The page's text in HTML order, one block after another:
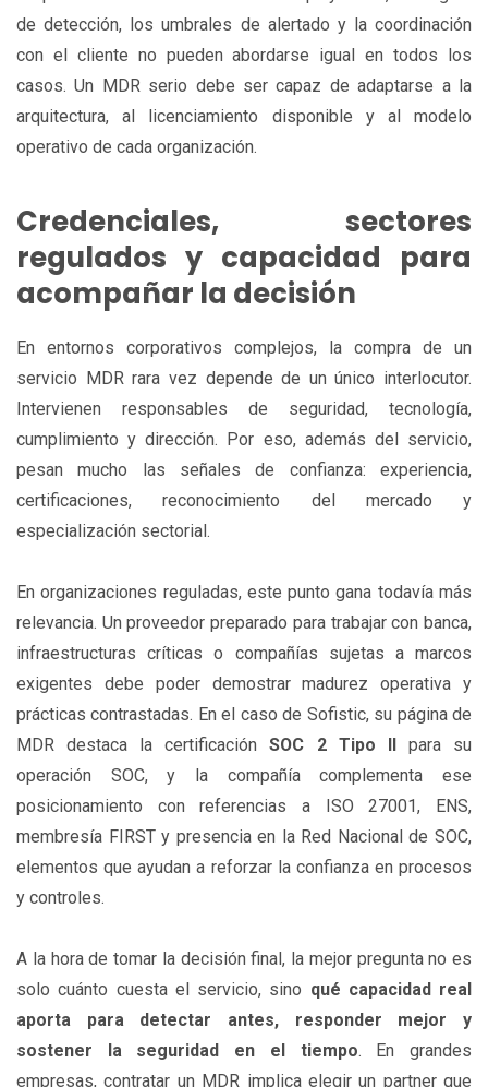
de detección, los umbrales de alertado y la coordinación
con el cliente no pueden abordarse igual en todos los
casos. Un MDR serio debe ser capaz de adaptarse a la
arquitectura, al licenciamiento disponible y al modelo
operativo de cada organización.
Credenciales, sectores
regulados y capacidad para
acompañar la decisión
En entornos corporativos complejos, la compra de un
servicio MDR rara vez depende de un único interlocutor.
Intervienen responsables de seguridad, tecnología,
cumplimiento y dirección. Por eso, además del servicio,
pesan mucho las señales de confianza: experiencia,
certificaciones, reconocimiento del mercado y
especialización sectorial.
En organizaciones reguladas, este punto gana todavía más
relevancia. Un proveedor preparado para trabajar con banca,
infraestructuras críticas o compañías sujetas a marcos
exigentes debe poder demostrar madurez operativa y
prácticas contrastadas. En el caso de Sofistic, su página de
MDR destaca la certificaciónSOC 2 Tipo II
para su
operación SOC, y la compañía complementa ese
posicionamiento con referencias a ISO 27001, ENS,
membresía FIRST y presencia en la Red Nacional de SOC,
elementos que ayudan a reforzar la confianza en procesos
y controles.
A la hora de tomar la decisión final, la mejor pregunta no es
solo cuánto cuesta el servicio, sino qué capacidad real
aporta para detectar antes, responder mejor y
sostener la seguridad en el tiempo. En grandes
empresas, contratar un MDR implica elegir un partner que